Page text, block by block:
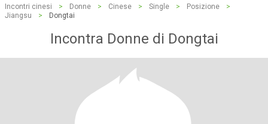
Incontri cinesi > Donne > Cinese > Single > Posizione
>
Jiangsu
> Dongtai
Incontra Donne di Dongtai